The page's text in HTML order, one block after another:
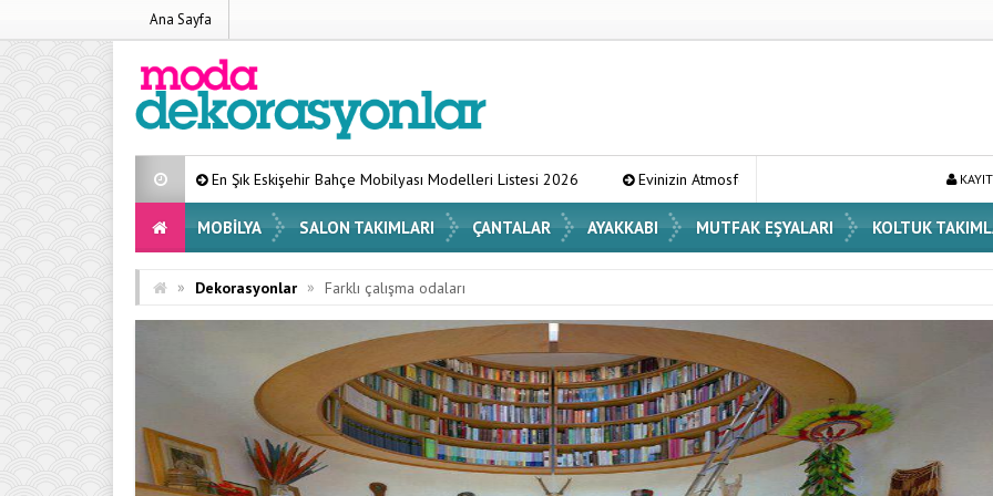
Ana Sayfa
En Şık Eskişehir Bahçe Mobilyası Modelleri Listesi 2026 Evinizin Atmosferini Değiştirecek En Şık Vazo Modelleri ve Dekorasyon Fikirleri
MOBILYA SALON TAKIMLARI ÇANTALAR AYAKKABI MUTFAK EŞYALARI KOLTUK
» Dekorasyonlar » Farklı çalışma odaları